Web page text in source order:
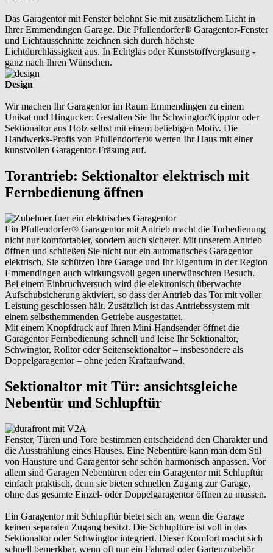
Das Garagentor mit Fenster belohnt Sie mit zusätzlichem Licht in
Ihrer Emmendingen Garage. Die Pfullendorfer® Garagentor-Fenster
und Lichtausschnitte zeichnen sich durch höchste
Lichtdurchlässigkeit aus. In Echtglas oder Kunststoffverglasung -
ganz nach Ihren Wünschen.
Design
Wir machen Ihr Garagentor im Raum Emmendingen zu einem
Unikat und Hingucker: Gestalten Sie Ihr Schwingtor/Kipptor oder
Sektionaltor aus Holz selbst mit einem beliebigen Motiv. Die
Handwerks-Profis von Pfullendorfer® werten Ihr Haus mit einer
kunstvollen Garagentor-Fräsung auf.
Torantrieb: Sektionaltor elektrisch mit
Fernbedienung öffnen
Ein Pfullendorfer® Garagentor mit Antrieb macht die Torbedienung
nicht nur komfortabler, sondern auch sicherer. Mit unserem Antrieb
öffnen und schließen Sie nicht nur ein automatisches Garagentor
elektrisch, Sie schützen Ihre Garage und Ihr Eigentum in der Region
Emmendingen auch wirkungsvoll gegen unerwünschten Besuch.
Bei einem Einbruchversuch wird die elektronisch überwachte
Aufschubsicherung aktiviert, so dass der Antrieb das Tor mit voller
Leistung geschlossen hält. Zusätzlich ist das Antriebssystem mit
einem selbsthemmenden Getriebe ausgestattet.
Mit einem Knopfdruck auf Ihren Mini-Handsender öffnet die
Garagentor Fernbedienung schnell und leise Ihr Sektionaltor,
Schwingtor, Rolltor oder Seitensektionaltor – insbesondere als
Doppelgaragentor – ohne jeden Kraftaufwand.
Sektionaltor mit Tür: ansichtsgleiche
Nebentür und Schlupftür
Fenster, Türen und Tore bestimmen entscheidend den Charakter und
die Ausstrahlung eines Hauses. Eine Nebentüre kann man dem Stil
von Haustüre und Garagentor sehr schön harmonisch anpassen. Vor
allem sind Garagen Nebentüren oder ein Garagentor mit Schlupftür
einfach praktisch, denn sie bieten schnellen Zugang zur Garage,
ohne das gesamte Einzel- oder Doppelgaragentor öffnen zu müssen.
Ein Garagentor mit Schlupftür bietet sich an, wenn die Garage
keinen separaten Zugang besitzt. Die Schlupftüre ist voll in das
Sektionaltor oder Schwingtor integriert. Dieser Komfort macht sich
schnell bemerkbar, wenn oft nur ein Fahrrad oder Gartenzubehör